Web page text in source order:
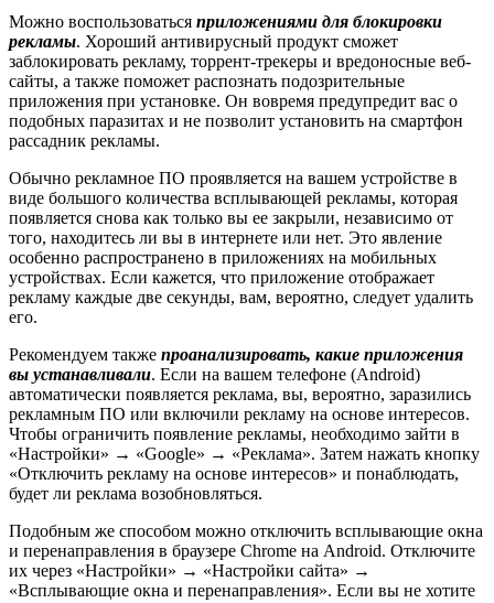
Можно воспользоваться приложениями для блокировки
рекламы. Хороший антивирусный продукт сможет
заблокировать рекламу, торрент-трекеры и вредоносные веб-
сайты, а также поможет распознать подозрительные
приложения при установке. Он вовремя предупредит вас о
подобных паразитах и не позволит установить на смартфон
рассадник рекламы.
Обычно рекламное ПО проявляется на вашем устройстве в
виде большого количества всплывающей рекламы, которая
появляется снова как только вы ее закрыли, независимо от
того, находитесь ли вы в интернете или нет. Это явление
особенно распространено в приложениях на мобильных
устройствах. Если кажется, что приложение отображает
рекламу каждые две секунды, вам, вероятно, следует удалить
его.
Рекомендуем также проанализировать, какие приложения
вы устанавливали. Если на вашем телефоне (Android)
автоматически появляется реклама, вы, вероятно, заразились
рекламным ПО или включили рекламу на основе интересов.
Чтобы ограничить появление рекламы, необходимо зайти в
«Настройки» → «Google» → «Реклама». Затем нажать кнопку
«Отключить рекламу на основе интересов» и понаблюдать,
будет ли реклама возобновляться.
Подобным же способом можно отключить всплывающие окна
и перенаправления в браузере Chrome на Android. Отключите
их через «Настройки» → «Настройки сайта» →
«Всплывающие окна и перенаправления». Если вы не хотите